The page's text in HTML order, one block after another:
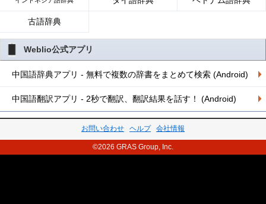
古語辞典
Weblio公式アプリ
中国語辞典アプリ - 無料で複数の辞書をまとめて検索 (Android)
中国語翻訳アプリ - 2秒で翻訳、翻訳結果を話す！ (Android)
お問い合わせ ヘルプ 会社情報
©2026 GRAS Group, Inc.